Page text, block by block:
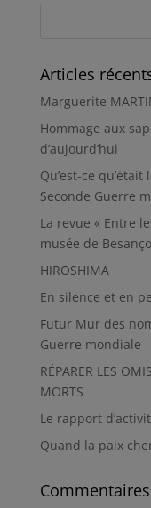
Articles
Marguerite
Hommage aux
d’aujourd’hui
Qu’est-ce
Seconde Guerre
La revue « Entre
musée de
HIROSHIMA
En silence et en
Futur Mur des
Guerre mondiale
RÉPARER LES
MORTS
Le rapport
Quand la paix